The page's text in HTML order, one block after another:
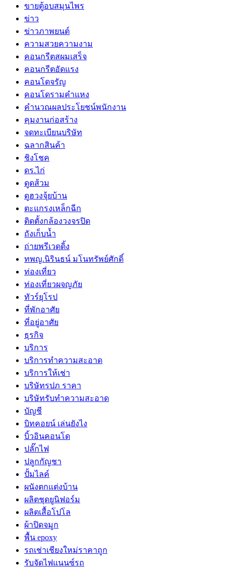
ขายตู้อบสมุนไพร
ข่าว
ข่าวภาพยนต์
ความสวยความงาม
คอนกรีตสผมเสร็จ
คอนกรีตอัดแรง
คอนโดจรัญ
คอนโดรามคำแหง
คำนวณผลประโยชน์พนักงาน
คุมงานก่อสร้าง
จดทะเบียนบริษัท
ฉลากสินค้า
ชิงโชค
ดร.ไก่
ดูดส้วม
ดูฮวงจุ้ยบ้าน
ตะแกรงเหล็กฉีก
ติดตั้งกล้องวงจรปิด
ถังเก็บน้ำ
ถ่ายพรีเวดดิ้ง
ทพญ.นิรินธน์ มโนทรัพย์ศักดิ์
ท่องเที่ยว
ท่องเที่ยวผจญภัย
ทัวร์ยุโรป
ที่พักอาศัย
ที่อยู่อาศัย
ธุรกิจ
บริการ
บริการทำความสะอาด
บริการให้เช่า
บริษัทรปภ ราคา
บริษัทรับทำความสะอาด
บัญชี
บิทคอยน์ เล่นยังไง
บิ้วอินคอนโด
ปลั๊กไฟ
ปลูกกัญชา
ปั้มไลค์
ผนังตกแต่งบ้าน
ผลิตชุดยูนิฟอร์ม
ผลิตเสื้อโปโล
ผ้าปิดจมูก
พื้น epoxy
รถเช่าเชียงใหม่ราคาถูก
รับจัดไฟแนนซ์รถ